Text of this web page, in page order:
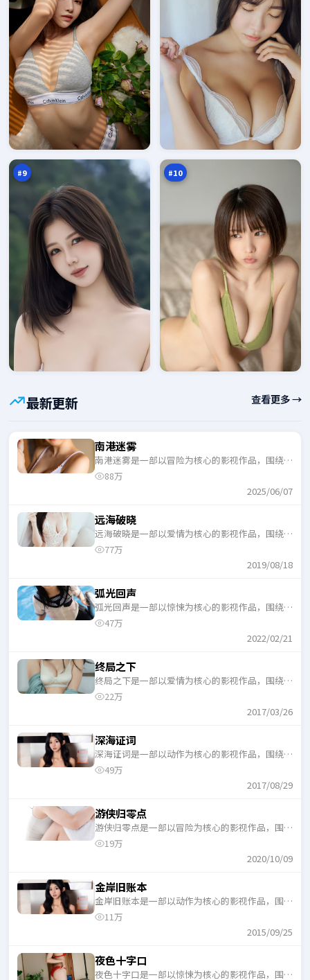
#9
月
面
入
口
93
万
#10
沉
舟
风
局
万
最新更新 查看更多 →
南港迷雾
南港迷雾是一部以冒险为核心的影视作品，围绕危
机、反转与人物成长展开，整体节奏紧凑，适合一
88万
2025/06/07
远海破晓
远海破晓是一部以爱情为核心的影视作品，围绕危
机、反转与人物成长展开，整体节奏紧凑，适合一
77万
2019/08/18
弧光回声
弧光回声是一部以惊悚为核心的影视作品，围绕危
机、反转与人物成长展开，整体节奏紧凑，适合一
47万
2022/02/21
终局之下
终局之下是一部以爱情为核心的影视作品，围绕危
机、反转与人物成长展开，整体节奏紧凑，适合一
22万
2017/03/26
深海证词
深海证词是一部以动作为核心的影视作品，围绕危
机、反转与人物成长展开，整体节奏紧凑，适合一
49万
2017/08/29
游侠归零点
游侠归零点是一部以冒险为核心的影视作品，围绕
危机、反转与人物成长展开，整体节奏紧凑，适合
19万
2020/10/09
金岸旧账本
金岸旧账本是一部以动作为核心的影视作品，围绕
危机、反转与人物成长展开，整体节奏紧凑，适合
11万
2015/09/25
夜色十字口
夜色十字口是一部以惊悚为核心的影视作品，围绕